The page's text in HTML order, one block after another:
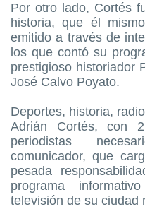
Por otro lado, Cortés
historia, que él
emitido a través de
los que contó su
prestigioso historiador
José Calvo Poyato.
Deportes, historia,
Adrián Cortés, con
periodistas
comunicador, que
pesada
programa
televisión de su ciudad